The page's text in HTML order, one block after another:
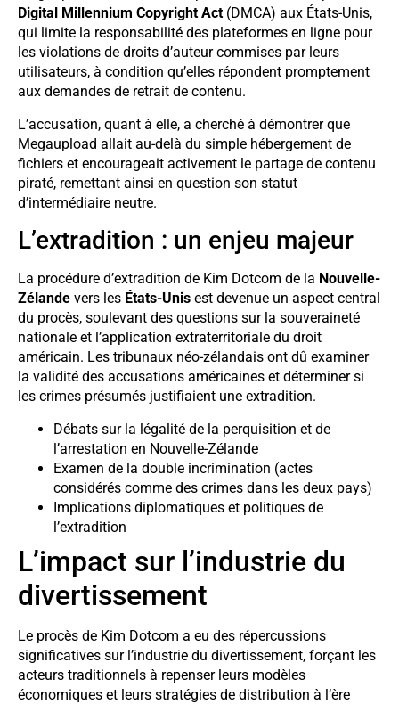
Digital Millennium Copyright Act (DMCA) aux États-Unis,
qui limite la responsabilité des plateformes en ligne pour
les violations de droits d’auteur commises par leurs
utilisateurs, à condition qu’elles répondent promptement
aux demandes de retrait de contenu.
L’accusation, quant à elle, a cherché à démontrer que
Megaupload allait au-delà du simple hébergement de
fichiers et encourageait activement le partage de contenu
piraté, remettant ainsi en question son statut
d’intermédiaire neutre.
L’extradition : un enjeu majeur
La procédure d’extradition de Kim Dotcom de la Nouvelle-
Zélande vers les États-Unis est devenue un aspect central
du procès, soulevant des questions sur la souveraineté
nationale et l’application extraterritoriale du droit
américain. Les tribunaux néo-zélandais ont dû examiner
la validité des accusations américaines et déterminer si
les crimes présumés justifiaient une extradition.
Débats sur la légalité de la perquisition et de
l’arrestation en Nouvelle-Zélande
Examen de la double incrimination (actes
considérés comme des crimes dans les deux pays)
Implications diplomatiques et politiques de
l’extradition
L’impact sur l’industrie du
divertissement
Le procès de Kim Dotcom a eu des répercussions
significatives sur l’industrie du divertissement, forçant les
acteurs traditionnels à repenser leurs modèles
économiques et leurs stratégies de distribution à l’ère